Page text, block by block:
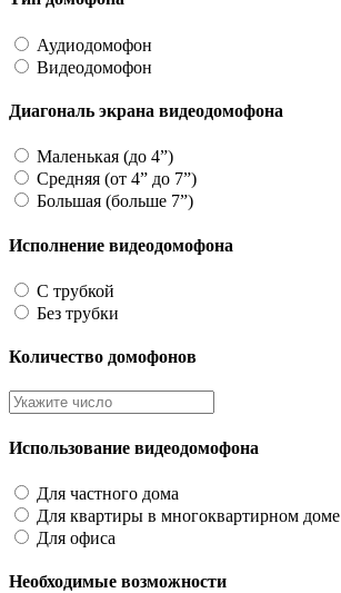
Аудиодомофон
Видеодомофон
Диагональ экрана видеодомофона
Маленькая (до 4”)
Средняя (от 4” до 7”)
Большая (больше 7”)
Исполнение видеодомофона
С трубкой
Без трубки
Количество домофонов
Использование видеодомофона
Для частного дома
Для квартиры в многоквартирном доме
Для офиса
Необходимые возможности